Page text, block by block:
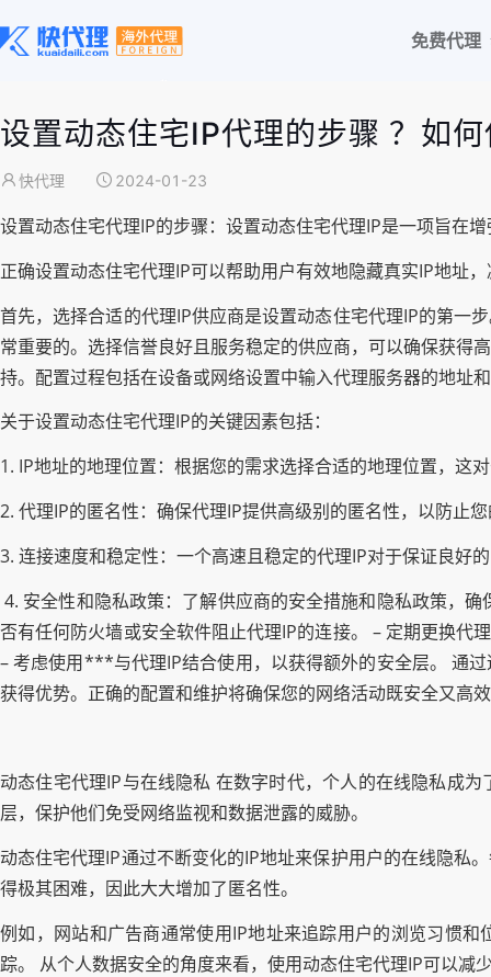
免费代理
设置动态住宅IP代理的步骤 ？如
快代理 2024-01-23
设置动态住宅代理IP的步骤：设置动态住宅代理IP是一项旨在
正确设置动态住宅代理IP可以帮助用户有效地隐藏真实IP地址
首先，选择合适的代理IP供应商是设置动态住宅代理IP的第一
常重要的。选择信誉良好且服务稳定的供应商，可以确保获得
持。配置过程包括在设备或网络设置中输入代理服务器的地址
关于设置动态住宅代理IP的关键因素包括：
1. IP地址的地理位置：根据您的需求选择合适的地理位置，这
2. 代理IP的匿名性：确保代理IP提供高级别的匿名性，以防止
3. 连接速度和稳定性：一个高速且稳定的代理IP对于保证良好
4. 安全性和隐私政策：了解供应商的安全措施和隐私政策，
否有任何防火墙或安全软件阻止代理IP的连接。 – 定期更换代
– 考虑使用***与代理IP结合使用，以获得额外的安全层。 通
获得优势。正确的配置和维护将确保您的网络活动既安全又高
动态住宅代理IP与在线隐私 在数字时代，个人的在线隐私成
层，保护他们免受网络监视和数据泄露的威胁。
动态住宅代理IP通过不断变化的IP地址来保护用户的在线隐私
得极其困难，因此大大增加了匿名性。
例如，网站和广告商通常使用IP地址来追踪用户的浏览习惯
踪。 从个人数据安全的角度来看，使用动态住宅代理IP可以